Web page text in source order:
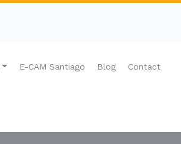
E-CAM Santiago Blog Contact